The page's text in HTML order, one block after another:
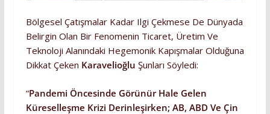
Bölgesel Çatışmalar Kadar Ilgi Çekmese De Dünyada
Belirgin Olan Bir Fenomenin Ticaret, Üretim Ve
Teknoloji Alanındaki Hegemonik Kapışmalar Olduğuna
Dikkat Çeken Karavelioğlu Şunları Söyledi:
“Pandemi Öncesinde Görünür Hale Gelen
Küreselleşme Krizi Derinleşirken; AB, ABD Ve Çin